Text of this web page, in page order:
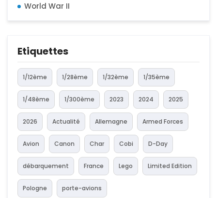
World War II
Etiquettes
1/12ème 1/28ème 1/32ème 1/35ème
1/48ème 1/300ème 2023 2024 2025
2026 Actualité Allemagne Armed Forces
Avion Canon Char Cobi D-Day
débarquement France Lego Limited Edition
Pologne porte-avions